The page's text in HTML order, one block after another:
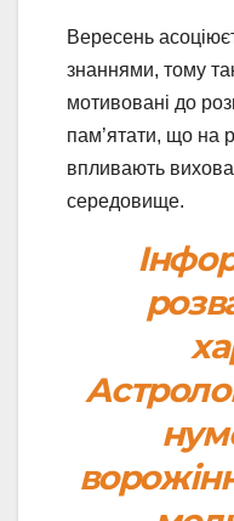
Вересень
знаннями, тому
мотивовані до
пам’ятати, що на
впливають
середовище.